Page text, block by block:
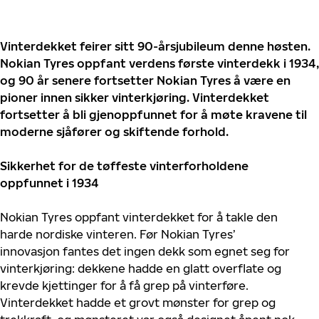
Vinterdekket feirer sitt 90-årsjubileum denne høsten.
Nokian Tyres oppfant verdens første vinterdekk i 1934,
og 90 år senere fortsetter Nokian Tyres å være en
pioner innen sikker vinterkjøring. Vinterdekket
fortsetter å bli gjenoppfunnet for å møte kravene til
moderne sjåfører og skiftende forhold.
Sikkerhet for de tøffeste vinterforholdene
oppfunnet i 1934
Nokian Tyres oppfant vinterdekket for å takle den
harde nordiske vinteren. Før Nokian Tyres’
innovasjon fantes det ingen dekk som egnet seg for
vinterkjøring: dekkene hadde en glatt overflate og
krevde kjettinger for å få grep på vinterføre.
Vinterdekket hadde et grovt mønster for grep og